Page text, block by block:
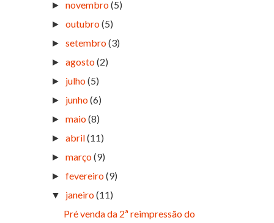
►novembro(5)
►outubro(5)
►setembro(3)
►agosto(2)
► julho(5)
► junho(6)
►maio(8)
►abril(11)
►março(9)
►fevereiro(9)
▼ janeiro(11)
Pré venda da 2ª reimpressão do